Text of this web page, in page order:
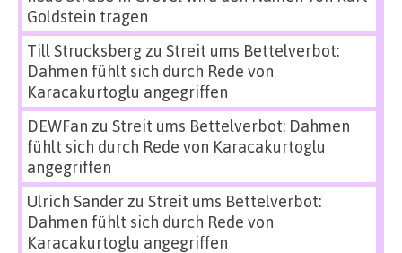
Goldstein tragen
Till Strucksbergzu Streit ums Bettelverbot:
Dahmen fühlt sich durch Rede von
Karacakurtoglu angegriffen
DEWFan zu Streit ums Bettelverbot: Dahmen
fühlt sich durch Rede von Karacakurtoglu
angegriffen
Ulrich Sanderzu Streit ums Bettelverbot:
Dahmen fühlt sich durch Rede von
Karacakurtoglu angegriffen